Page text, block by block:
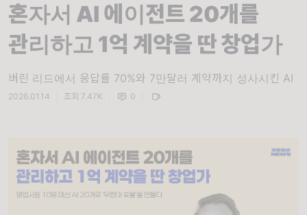
혼자서 AI 에이전트 20개를
관리하고 1억 계약을 딴 창업가
버린 리드에서 응답률 70%와 7만달러 계약까지 성사시킨 AI
2026.01.14 조회 7.47K 0